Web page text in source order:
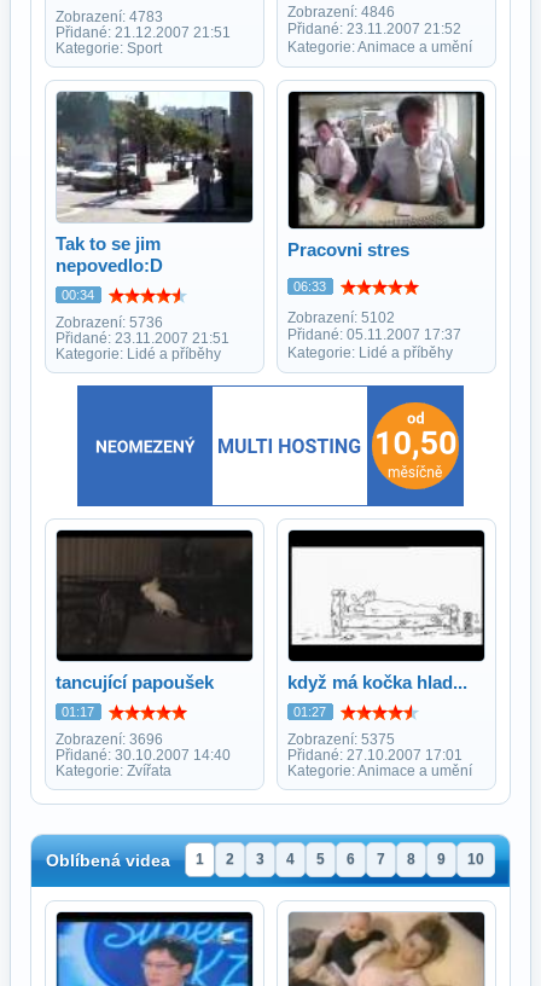
Zobrazení: 4783
Přidané: 21.12.2007 21:51
Kategorie: Sport
Zobrazení: 4846
Přidané: 23.11.2007 21:52
Kategorie: Animace a umění
Tak to se jim
nepovedlo:D
00:34
Zobrazení: 5736
Přidané: 23.11.2007 21:51
Kategorie: Lidé a příběhy
Pracovni stres
06:33
Zobrazení: 5102
Přidané: 05.11.2007 17:37
Kategorie: Lidé a příběhy
tancující papoušek
01:17
Zobrazení: 3696
Přidané: 30.10.2007 14:40
Kategorie: Zvířata
když má kočka hlad...
01:27
Zobrazení: 5375
Přidané: 27.10.2007 17:01
Kategorie: Animace a umění
Oblíbená videa 1 2 3 4 5 6 7 8 9 10